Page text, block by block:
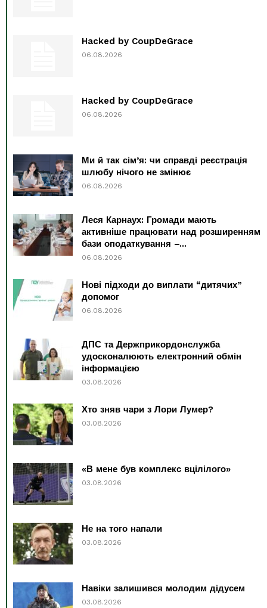
Hacked by CoupDeGrace
06.08.2026
Hacked by CoupDeGrace
06.08.2026
Ми й так сім’я: чи справді реєстрація
шлюбу нічого не змінює
06.08.2026
Леся Карнаух: Громади мають
активніше працювати над розширенням
бази оподаткування –...
06.08.2026
Нові підходи до виплати “дитячих”
допомог
06.08.2026
ДПС та Держприкордонслужба
удосконалюють електронний обмін
інформацією
03.08.2026
Хто зняв чари з Лори Лумер?
03.08.2026
«В мене був комплекс вцілілого»
03.08.2026
Не на того напали
03.08.2026
Навіки залишився молодим дідусем
03.08.2026